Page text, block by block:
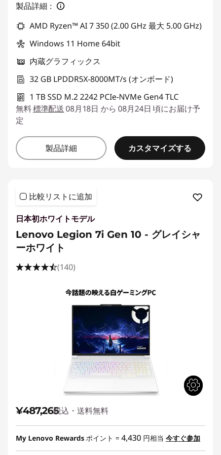
製品詳細：
AMD Ryzen™ AI 7 350 (2.00 GHz 最大 5.00 GHz)
Windows 11 Home 64bit
内蔵グラフィックス
32 GB LPDDR5X-8000MT/s (オンボード)
1 TB SSD M.2 2242 PCIe-NVMe Gen4 TLC
無料標準配送08月18日 から 08月24日 頃にお届け予
定
製品詳細 カスタマイズする
比較リストに追加
日本初ホワイトモデル
Lenovo Legion 7i Gen 10 - グレイシャ
ーホワイト
(140)
¥487,265税込・送料無料
My Lenovo Rewardsポイント = 4,430 円相当 今すぐ参加